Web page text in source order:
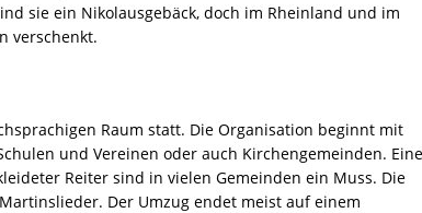
sie ein Nikolausgebäck, doch im Rheinland und im
verschenkt.
Raum statt. Die Organisation beginnt mit
und Vereinen oder auch Kirchengemeinden. Eine
Reiter sind in vielen Gemeinden ein Muss. Die
Der Umzug endet meist auf einem